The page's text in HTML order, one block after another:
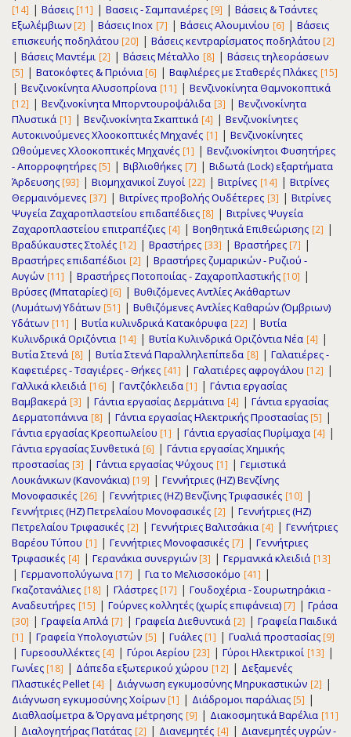
[14] | Βάσεις [11] | Βασεις - Σαμπανιέρες [9] | Βάσεις & Τσάντες
Εξωλέμβιων [2] | Βάσεις Inox [7] | Βάσεις Αλουμινίου [6] | Βάσεις
επισκευής ποδηλάτου [20] | Βάσεις κεντραρίσματος ποδηλάτου [2]
| Βάσεις Μαντέμι [2] | Βάσεις Μέταλλο [8] | Βάσεις τηλεοράσεων
[5] | Βατοκόφτες & Πριόνια [6] | Βαφλιέρες με Σταθερές Πλάκες [15]
| Βενζινοκίνητα Αλυσοπρίονα [11] | Βενζινοκίνητα Θαμνοκοπτικά
[12] | Βενζινοκίνητα Μπορντουροψάλιδα [3] | Βενζινοκίνητα
Πλυστικά [1] | Βενζινοκίνητα Σκαπτικά [4] | Βενζινοκίνητες
Αυτοκινούμενες Χλοοκοπτικές Μηχανές [1] | Βενζινοκίνητες
Ωθούμενες Χλοοκοπτικές Μηχανές [1] | Βενζινοκίνητοι Φυσητήρες
- Απορροφητήρες [5] | Βιβλιοθήκες [7] | Βιδωτά (Lock) εξαρτήματα
Άρδευσης [93] | Βιομηχανικοί Ζυγοί [22] | Βιτρίνες [14] | Βιτρίνες
Θερμαινόμενες [37] | Βιτρίνες προβολής Ουδέτερες [3] | Βιτρίνες
Ψυγεία Ζαχαρoπλαστείου επιδαπέδιες [8] | Βιτρίνες Ψυγεία
Ζαχαρoπλαστείου επιτραπέζιες [4] | Βοηθητικά Επιθεώρισης [2] |
Βραδύκαυστες Στολές [12] | Βραστήρες [33] | Βραστήρες [7] |
Βραστήρες επιδαπέδιοι [2] | Βραστήρες ζυμαρικών - Ρυζιού -
Αυγών [11] | Βραστήρες Ποτοποιίας - Ζαχαροπλαστικής [10] |
Βρύσες (Μπαταρίες) [6] | Βυθιζόμενες Αντλίες Ακάθαρτων
(Λυμάτων) Υδάτων [51] | Βυθιζόμενες Αντλίες Καθαρών (Όμβριων)
Υδάτων [11] | Βυτία κυλινδρικά Κατακόρυφα [22] | Βυτία
Κυλινδρικά Οριζόντια [14] | Βυτία Κυλινδρικά Οριζόντια Νέα [4] |
Βυτία Στενά [8] | Βυτία Στενά Παραλληλεπίπεδα [8] | Γαλατιέρες -
Καφετιέρες - Τσαγιέρες - Θήκες [41] | Γαλατιέρες αφρογάλου [12] |
Γαλλικά κλειδιά [16] | Γαντζόκλειδα [1] | Γάντια εργασίας
Βαμβακερά [3] | Γάντια εργασίας Δερμάτινα [4] | Γάντια εργασίας
Δερματοπάνινα [8] | Γάντια εργασίας Ηλεκτρικής Προστασίας [5] |
Γάντια εργασίας Κρεοπωλείου [1] | Γάντια εργασίας Πυρίμαχα [4] |
Γάντια εργασίας Συνθετικά [6] | Γάντια εργασίας Χημικής
προστασίας [3] | Γάντια εργασίας Ψύχους [1] | Γεμιστικά
Λουκάνικων (Κανονάκια) [19] | Γεννήτριες (ΗΖ) Βενζίνης
Μονοφασικές [26] | Γεννήτριες (ΗΖ) Βενζίνης Τριφασικές [10] |
Γεννήτριες (ΗΖ) Πετρελαίου Μονοφασικές [2] | Γεννήτριες (ΗΖ)
Πετρελαίου Τριφασικές [2] | Γεννήτριες Βαλιτσάκια [4] | Γεννήτριες
Βαρέου Τύπου [1] | Γεννήτριες Μονοφασικές [7] | Γεννήτριες
Τριφασικές [4] | Γερανάκια συνεργιών [3] | Γερμανικά κλειδιά [13]
| Γερμανοπολύγωνα [17] | Για το Μελισσοκόμο [41] |
Γκαζοτανάλιες [18] | Γλάστρες [17] | Γουδοχέρια - Σουρωτηράκια -
Αναδευτήρες [15] | Γούρνες κολλητές (χωρίς επιφάνεια) [7] | Γράσα
[30] | Γραφεία Απλά [7] | Γραφεία Διεθυντικά [2] | Γραφεία Παιδικά
[1] | Γραφεία Υπολογιστών [5] | Γυάλες [1] | Γυαλιά προστασίας [9]
| Γυρεοσυλλέκτες [4] | Γύροι Αερίου [23] | Γύροι Ηλεκτρικοί [13] |
Γωνίες [18] | Δάπεδα εξωτερικού χώρου [12] | Δεξαμενές
Πλαστικές Pellet [4] | Διάγνωση εγκυμοσύνης Μηρυκαστικών [2] |
Διάγνωση εγκυμοσύνης Χοίρων [1] | Διάδρομοι παράλιας [5] |
Διαθλασίμετρα & Όργανα μέτρησης [9] | Διακοσμητικά Βαρέλια [11]
| Διαλογητήρας Πατάτας [2] | Διανεμητές [4] | Διανεμητές υγρών -